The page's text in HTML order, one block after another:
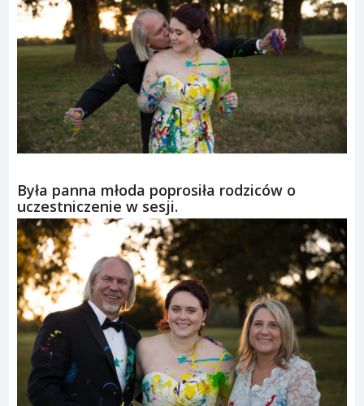
Była panna młoda poprosiła rodziców o
uczestniczenie w sesji.